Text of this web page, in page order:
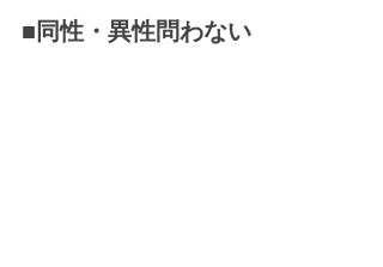
■同性・異性問わない